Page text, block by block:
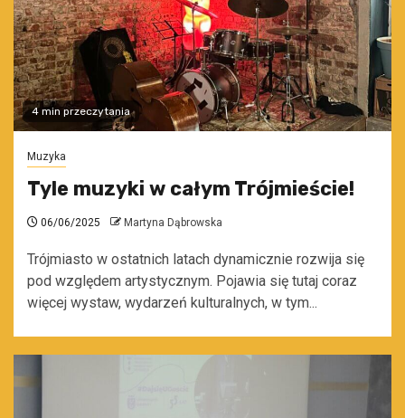
4 min przeczytania
Muzyka
Tyle muzyki w całym Trójmieście!
06/06/2025 Martyna Dąbrowska
Trójmiasto w ostatnich latach dynamicznie rozwija się
pod względem artystycznym. Pojawia się tutaj coraz
więcej wystaw, wydarzeń kulturalnych, w tym...